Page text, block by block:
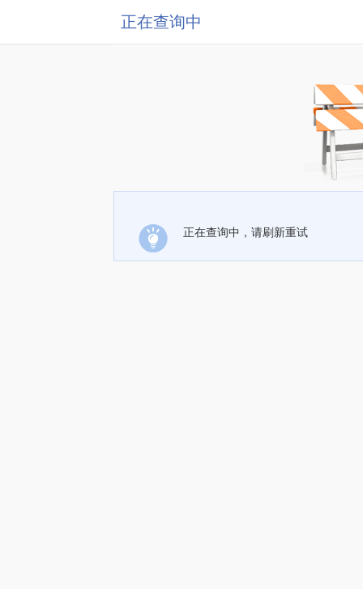
正在查询中
正在查询中，请刷新重试